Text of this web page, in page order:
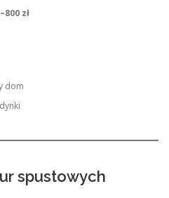
zł
dom
spustowych